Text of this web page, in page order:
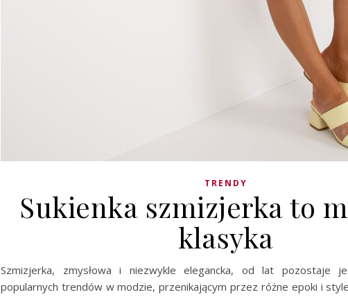
TRENDY
Sukienka szmizjerka to
klasyka
Szmizjerka, zmysłowa i niezwykle elegancka, od lat pozostaje
popularnych trendów w modzie, przenikającym przez różne epoki i